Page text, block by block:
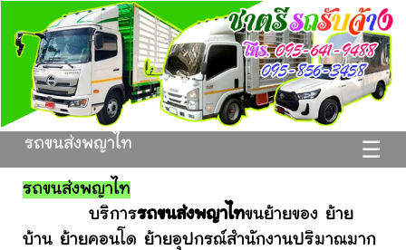
☰
รถขนส่งพญาไท
รถขนส่งพญาไท
บริการรถขนส่งพญาไทขนย้ายของ ย้าย
บ้าน ย้ายคอนโด ย้ายอุปกรณ์สำนักงานปริมาณมาก